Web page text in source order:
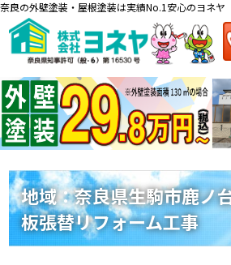
奈良の外壁塗装・屋根塗装は実績No.1安心のヨネヤ
料金一覧 会社案内
来店予約 お問い合わせ
お見積り
地域：奈良県生駒市鹿
板張替リフォーム工事